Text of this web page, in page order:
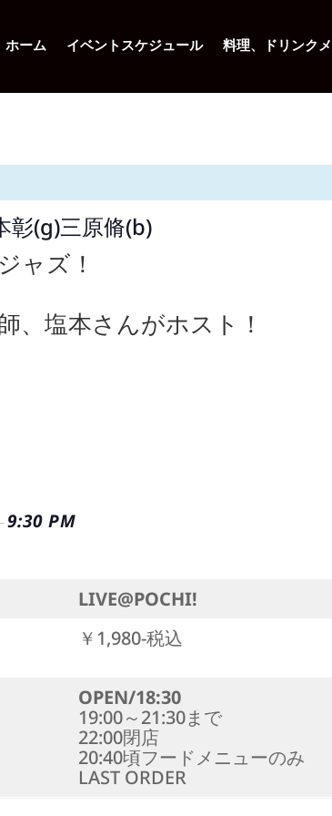
ホーム イベントスケジュール 料理、ドリンク
彰(g)三原脩(b)
ャズ！
、塩本さんがホスト！
9:30 PM
LIVE@POCHI!
￥1,980-税込
OPEN/18:30
19:00～21:30まで
22:00閉店
20:40頃フードメニューのみ
LAST ORDER